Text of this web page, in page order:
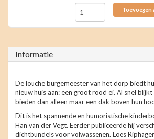
Toevoegen
Informatie
De louche burgemeester van het dorp biedt
nieuw huis aan: een groot rood ei. Al snel
bieden dan alleen maar een dak boven hun
Dit is het spannende en humoristische
Han van der Vegt. Eerder publiceerde hij
dichtbundels voor volwassenen. Loes